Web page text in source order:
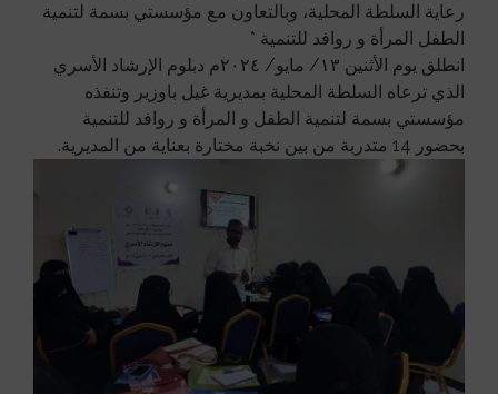
رعاية السلطة المحلية، وبالتعاون مع مؤسستي بسمة لتنمية
الطفل المرأة و روافد للتنمية *
انطلق يوم الأثنين ١٣/ مايو/ ٢٠٢٤م دبلوم الإرشاد الأسري
الذي ترعاه السلطة المحلية بمديرية غيل باوزير وتنفذه
مؤسستي بسمة لتنمية الطفل و المرأة و روافد للتنمية
بحضور 14 متدربة من بين نخبة مختارة بعناية من المديرية.